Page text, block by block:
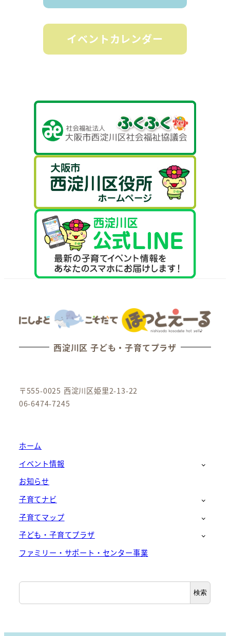
イベントカレンダー
西淀川区 子ども・子育てプラザ
〒555-0025 西淀川区姫里2-13-22
06-6474-7245
ホーム
イベント情報
お知らせ
子育てナビ
子育てマップ
子ども・子育てプラザ
ファミリー・サポート・センター事業
検
索
検索